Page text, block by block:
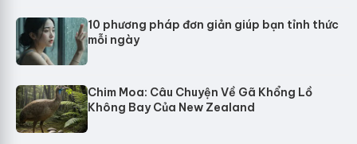
10 phương pháp đơn giản giúp bạn tỉnh thức
mỗi ngày
Chim Moa: Câu Chuyện Về Gã Khổng Lồ
Không Bay Của New Zealand